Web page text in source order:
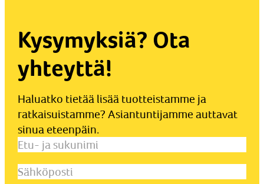
Kysymyksiä? Ota
yhteyttä!
Haluatko tietää lisää tuotteistamme ja
ratkaisuistamme? Asiantuntijamme auttavat
sinua eteenpäin.
Etu-
sukunimi(Pakollinen)
Sähköposti